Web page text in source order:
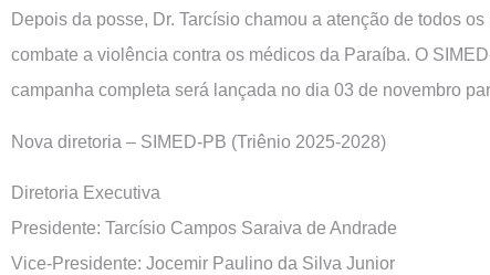
Depois da posse, Dr. Tarcísio chamou a atenção de todos
combate a violência contra os médicos da Paraíba. O
campanha completa será lançada no dia 03 de novembro
Nova diretoria – SIMED-PB (Triênio 2025-2028)
Diretoria Executiva
Presidente: Tarcísio Campos Saraiva de Andrade
Vice-Presidente: Jocemir Paulino da Silva Junior